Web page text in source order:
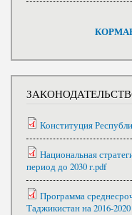
Конституция
Национальная
период до 2030 г.pdf
Программа
Таджикистан на 2016-